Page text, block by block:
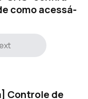
como acessá-
Controle de